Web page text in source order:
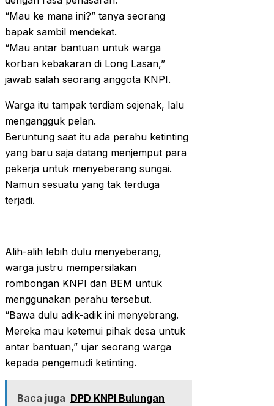
“Mau ke mana ini?” tanya seorang
bapak sambil mendekat.
“Mau antar bantuan untuk warga
korban kebakaran di Long Lasan,”
jawab salah seorang anggota KNPI.
Warga itu tampak terdiam sejenak, lalu
mengangguk pelan.
Beruntung saat itu ada perahu ketinting
yang baru saja datang menjemput para
pekerja untuk menyeberang sungai.
Namun sesuatu yang tak terduga
terjadi.
Alih-alih lebih dulu menyeberang,
warga justru mempersilakan
rombongan KNPI dan BEM untuk
menggunakan perahu tersebut.
“Bawa dulu adik-adik ini menyebrang.
Mereka mau ketemui pihak desa untuk
antar bantuan,” ujar seorang warga
kepada pengemudi ketinting.
Baca juga DPD KNPI Bulungan